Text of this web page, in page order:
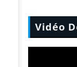
Vidéo